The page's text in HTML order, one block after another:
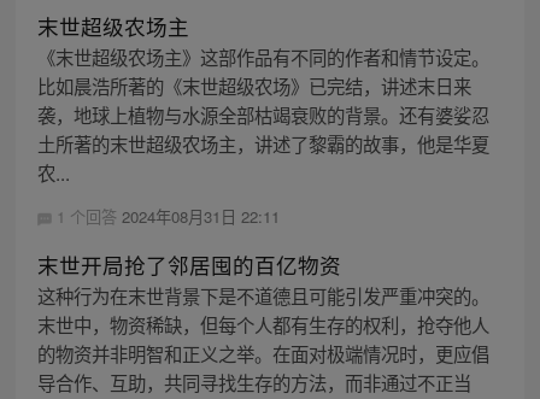
末世超级农场主
《末世超级农场主》这部作品有不同的作者和情节设定。
比如晨浩所著的《末世超级农场》已完结，讲述末日来
袭，地球上植物与水源全部枯竭衰败的背景。还有婆娑忍
土所著的末世超级农场主，讲述了黎霸的故事，他是华夏
农...
1 个回答 2024年08月31日 22:11
末世开局抢了邻居囤的百亿物资
这种行为在末世背景下是不道德且可能引发严重冲突的。
末世中，物资稀缺，但每个人都有生存的权利，抢夺他人
的物资并非明智和正义之举。在面对极端情况时，更应倡
导合作、互助，共同寻找生存的方法，而非通过不正当